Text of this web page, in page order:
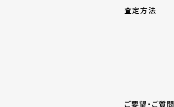
査定方法
ご要望・ご質問